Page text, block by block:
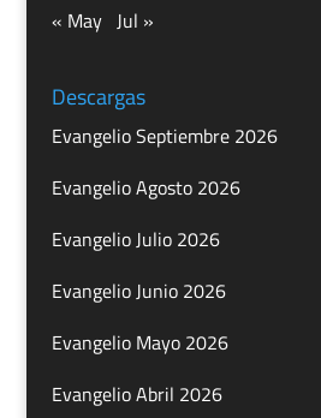
« May Jul »
Descargas
Evangelio Septiembre 2026
Evangelio Agosto 2026
Evangelio Julio 2026
Evangelio Junio 2026
Evangelio Mayo 2026
Evangelio Abril 2026